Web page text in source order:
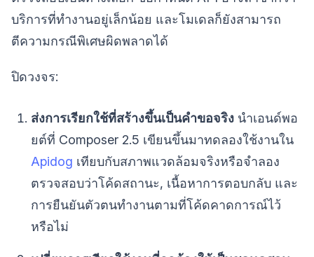
บริการที่ทำงานอยู่เล็กน้อย และโมเดลก็ยังสามารถ
ตีความกรณีพิเศษผิดพลาดได้
ปิดวงจร:
ส่งการเรียกใช้ที่สร้างขึ้นเป็นคำขอจริง นำเอนด์พอ
ยต์ที่ Composer 2.5 เขียนขึ้นมาทดลองใช้งานใน
Apidog เทียบกับสภาพแวดล้อมจริงหรือจำลอง
ตรวจสอบว่าโค้ดสถานะ, เนื้อหาการตอบกลับ และ
การยืนยันตัวตนทำงานตามที่โค้ดคาดการณ์ไว้
หรือไม่